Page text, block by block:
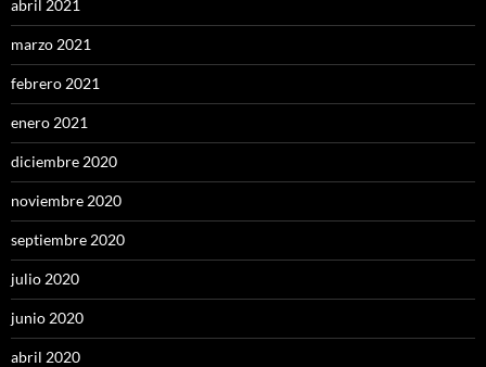
abril 2021
marzo 2021
febrero 2021
enero 2021
diciembre 2020
noviembre 2020
septiembre 2020
julio 2020
junio 2020
abril 2020